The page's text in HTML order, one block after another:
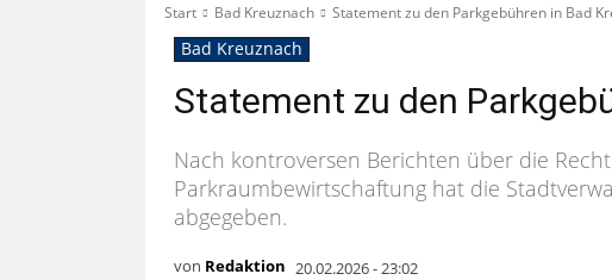
Start Bad Kreuznach Statement zu den Parkgebühren in Bad
Bad Kreuznach
Statement zu den
Nach kontroversen Berichten über die
Parkraumbewirtschaftung hat die
abgegeben.
von Redaktion 20.02.2026 - 23:02